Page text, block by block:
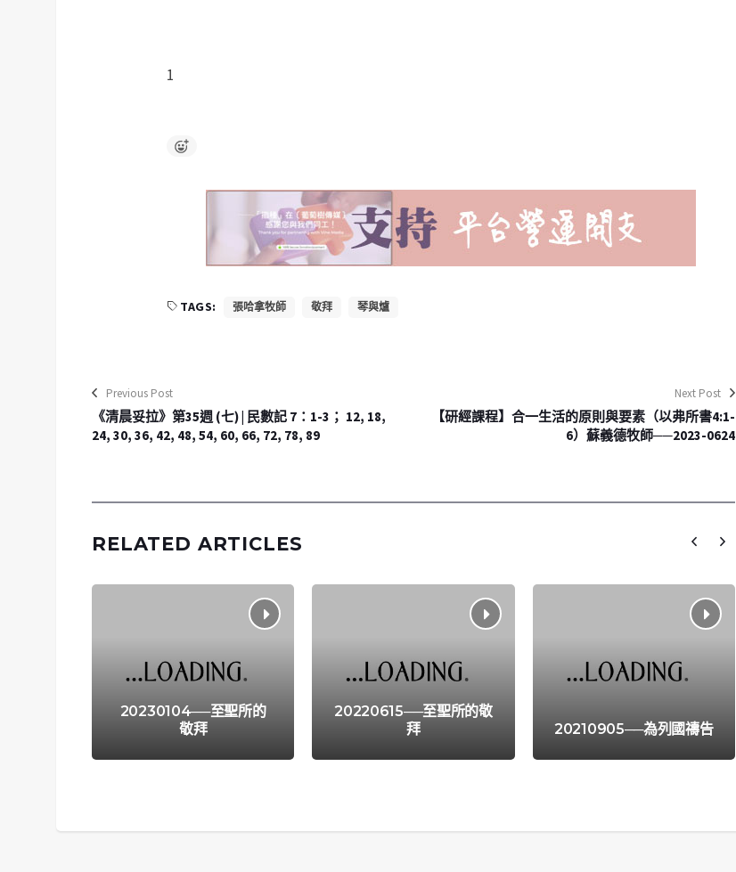
1
TAGS: 張哈拿牧師 敬拜 琴與爐
Previous Post
《清晨妥拉》第35週 (七) | 民數記 7：1-3； 12, 18,
24, 30, 36, 42, 48, 54, 60, 66, 72, 78, 89
Next Post
【研經課程】合一生活的原則與要素（以弗所書4:1-
6）蘇義德牧師──2023-0624
RELATED ARTICLES
20230104──至聖所的
敬拜
20220615──至聖所的敬
拜
20210905──為列國禱告